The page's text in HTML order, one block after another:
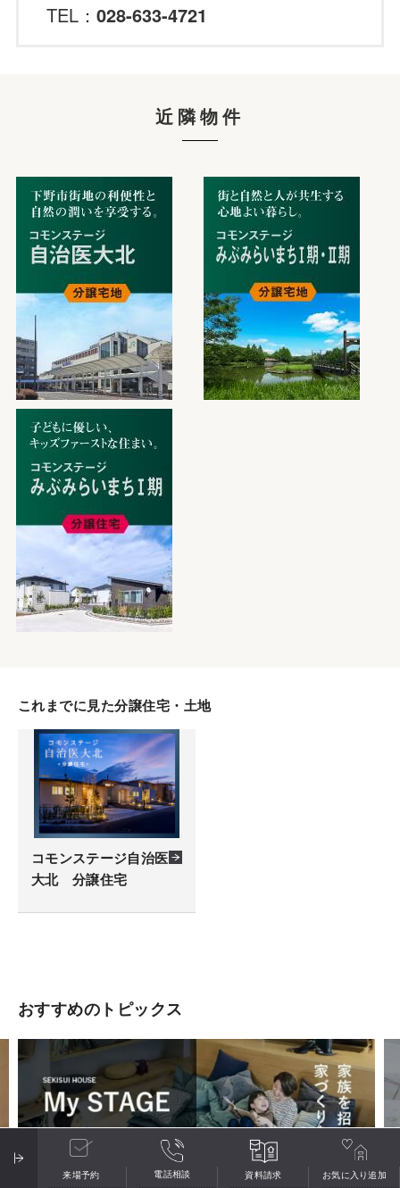
TEL： 028-633-4721
近隣物件
これまでに見た分譲住宅・土地
コモンステージ自治医
大北 分譲住宅
おすすめのトピックス
来場予約 電話相談 資料請求 お気に入り追加